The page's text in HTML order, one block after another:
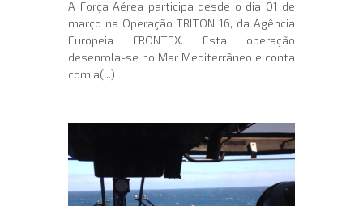
A Força Aérea participa desde o dia 01 de
março na Operação TRITON 16, da Agência
Europeia FRONTEX. Esta operação
desenrola-se no Mar Mediterrâneo e conta
com a(...)